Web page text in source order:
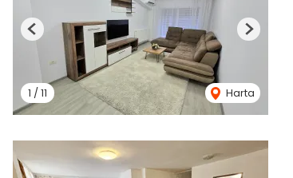
1 /11 Harta
Previous Next